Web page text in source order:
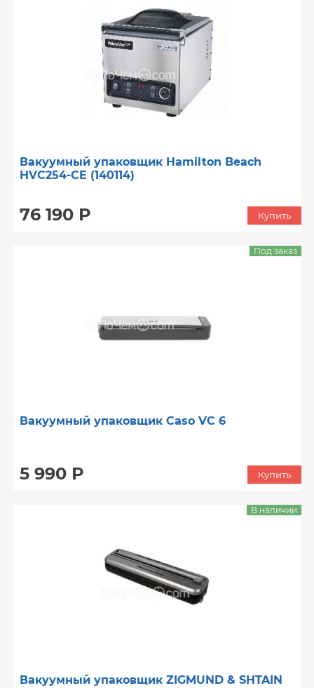
Вакуумный упаковщик Hamilton Beach
HVC254-CE (140114)
76 190 Р Купить
Вакуумный упаковщик Caso VC 6
5 990 Р
Под заказ
Купить
Вакуумный упаковщик ZIGMUND & SHTAIN
В наличии